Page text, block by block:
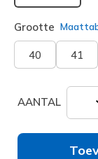
Grootte
40 41
AANTAL